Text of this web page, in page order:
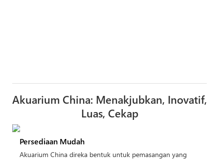
Akuarium China: Menakjubkan, Inovatif,
Luas, Cekap
Persediaan Mudah
Akuarium China direka bentuk untuk pemasangan yang